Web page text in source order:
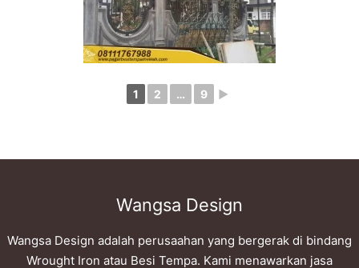
1 2 … 9 ►
Wangsa Design
Wangsa Design adalah perusaahan yang bergerak di bindang
Wrought Iron atau Besi Tempa. Kami menawarkan jasa